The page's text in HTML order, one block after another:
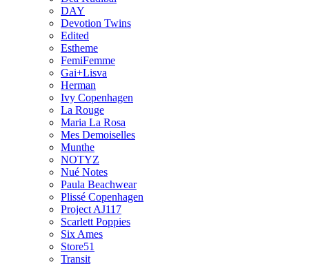
DAY
Devotion Twins
Edited
Estheme
FemiFemme
Gai+Lisva
Herman
Ivy Copenhagen
La Rouge
Maria La Rosa
Mes Demoiselles
Munthe
NOTYZ
Nué Notes
Paula Beachwear
Plissé Copenhagen
Project AJ117
Scarlett Poppies
Six Ames
Store51
Transit